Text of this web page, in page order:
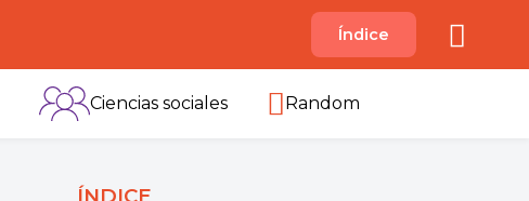
B C
Índice
Ciencias sociales Random